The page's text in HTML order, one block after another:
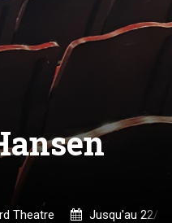
Theatre Jusqu'au 22/